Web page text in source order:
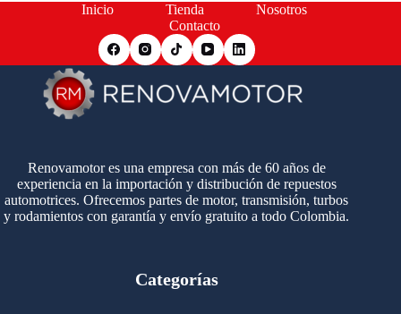
Inicio Tienda
Nosotros
Contacto
Renovamotor es una empresa con más de 60 años de
experiencia en la importación y distribución de repuestos
automotrices. Ofrecemos partes de motor, transmisión, turbos
y rodamientos con garantía y envío gratuito a todo Colombia.
Categorías